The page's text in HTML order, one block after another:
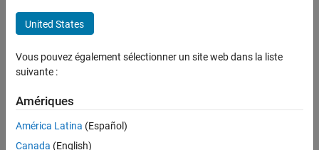
United States
Vous pouvez également sélectionner un site web dans la liste
suivante :
Amériques
América Latina (Español)
Canada (English)